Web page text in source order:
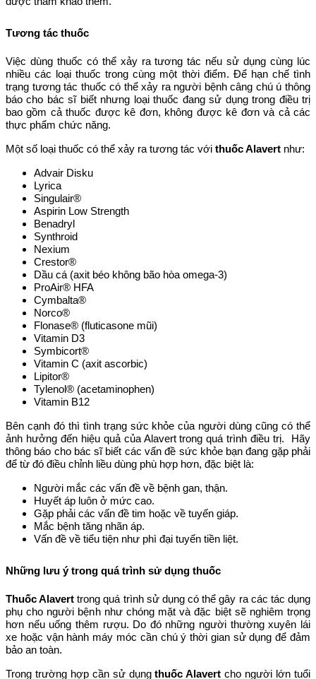
Tương tác thuốc
Việc dùng thuốc có thể xảy ra tương tác nếu sử dụng cùng lúc
nhiều các loại thuốc trong cùng một thời điểm. Để hạn chế tình
trạng tương tác thuốc có thể xảy ra người bệnh câng chú ú thông
báo cho bác sĩ biết nhưng loại thuốc đang sử dụng trong điều trị
bao gồm cả thuốc được kê đơn, không được kê đơn và cả các
thực phẩm chức năng.
Một số loại thuốc có thể xảy ra tương tác với thuốc Alavert như:
Advair Disku
Lyrica
Singulair®
Aspirin Low Strength
Benadryl
Synthroid
Nexium
Crestor®
Dầu cá (axit béo không bão hòa omega-3)
ProAir® HFA
Cymbalta®
Norco®
Flonase® (fluticasone mũi)
Vitamin D3
Symbicort®
Vitamin C (axit ascorbic)
Lipitor®
Tylenol® (acetaminophen)
Vitamin B12
Bên cạnh đó thì tình trạng sức khỏe của người dùng cũng có thể
ảnh hưởng đến hiệu quả của Alavert trong quá trình điều trị. Hãy
thông báo cho bác sĩ biết các vấn đề sức khỏe bạn đang gặp phải
để từ đó điều chỉnh liều dùng phù hợp hơn, đặc biệt là:
Người mắc các vấn đề về bệnh gan, thận.
Huyết áp luôn ở mức cao.
Gặp phải các vấn đề tim hoặc về tuyến giáp.
Mắc bệnh tăng nhãn áp.
Vấn đề về tiểu tiện như phì đại tuyến tiền liệt.
Những lưu ý trong quá trình sử dụng thuốc
Thuốc Alavert trong quá trình sử dụng có thể gây ra các tác dụng
phụ cho người bệnh như chóng mặt và đặc biệt sẽ nghiêm trọng
hơn nếu uống thêm rượu. Do đó những người thường xuyên lái
xe hoặc vận hành máy móc cần chú ý thời gian sử dụng để đảm
bảo an toàn.
Trong trường hợp cần sử dụngthuốc Alavert cho người lớn tuổi